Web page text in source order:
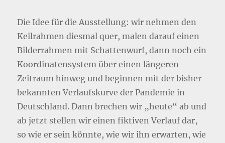
Die Idee für die Ausstellung: wir nehmen den
Keilrahmen diesmal quer, malen darauf einen
Bilderrahmen mit Schattenwurf, dann noch ein
Koordinatensystem über einen längeren
Zeitraum hinweg und beginnen mit der bisher
bekannten Verlaufskurve der Pandemie in
Deutschland. Dann brechen wir „heute“ ab und
ab jetzt stellen wir einen fiktiven Verlauf dar,
so wie er sein könnte, wie wir ihn erwarten, wie